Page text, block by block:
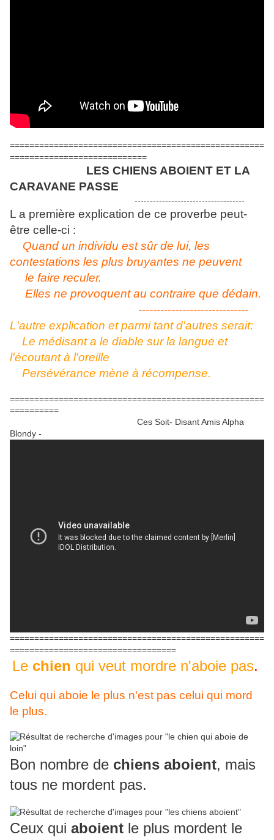
====================================================
============================
LES CHIENS ABOIENT ET LA
CARAVANE PASSE
------------------------------------
L a première explication de ce proverbe peut-
être celle-ci :
Quand un individu est sûr de lui, les
contestations les plus bruyantes ne peuvent
le faire reculer.
Elles ne provoquent au contraire que dédain.
------------------------------
L'autre explication et parmi tant d'autres serait:
Le médisant a le diable sur la langue et
l'écoutant à l'oreille
Persévérance mène à récompense.
====================================================
==========
Ces Soit- Disant Amis Alpha
Blondy -
====================================================
==================================
Le chien qui veut mordre n'aboie pas.
Celui qui aboie le plus n'est pas celui qui mord
le plus.
Bon nombre de chiens aboient, mais
tous ne mordent pas.
Ceux qui aboient le plus mordent le